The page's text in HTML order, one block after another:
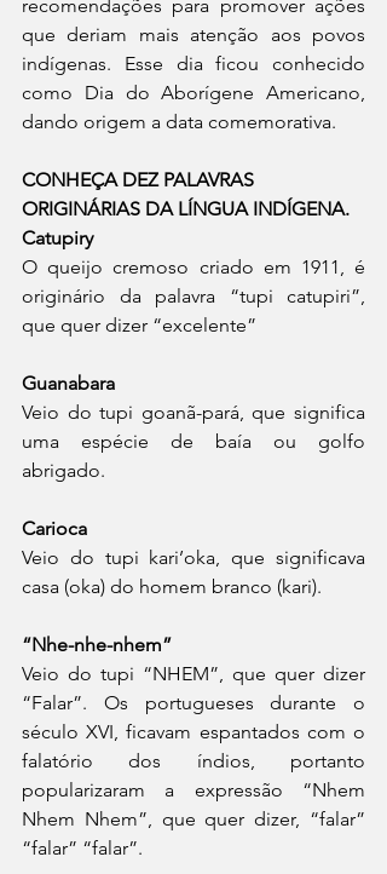
recomendações para promover ações
que deriam mais atenção aos povos
indígenas. Esse dia ficou conhecido
como Dia do Aborígene Americano,
dando origem a data comemorativa.
CONHEÇA DEZ PALAVRAS
ORIGINÁRIAS DA LÍNGUA INDÍGENA.
Catupiry
O queijo cremoso criado em 1911, é
originário da palavra “tupi catupiri”,
que quer dizer “excelente”
Guanabara
Veio do tupi goanã-pará, que significa
uma espécie de baía ou golfo
abrigado.
Carioca
Veio do tupi kari’oka, que significava
casa (oka) do homem branco (kari).
“Nhe-nhe-nhem”
Veio do tupi “NHEM”, que quer dizer
“Falar”. Os portugueses durante o
século XVI, ficavam espantados com o
falatório dos índios, portanto
popularizaram a expressão “Nhem
Nhem Nhem”, que quer dizer, “falar”
“falar” “falar”.